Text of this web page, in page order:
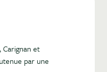
et
par une